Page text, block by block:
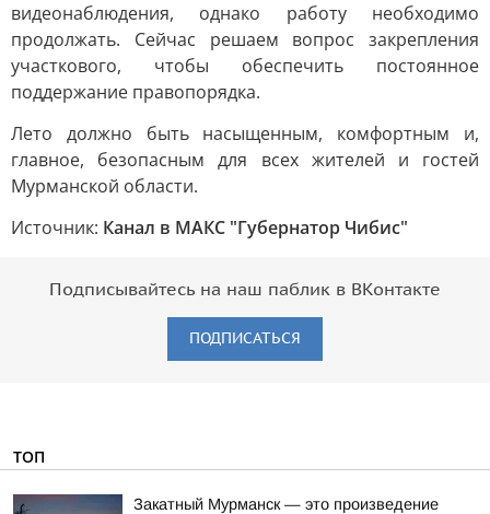
видеонаблюдения, однако работу необходимо
продолжать. Сейчас решаем вопрос закрепления
участкового, чтобы обеспечить постоянное
поддержание правопорядка.
Лето должно быть насыщенным, комфортным и,
главное, безопасным для всех жителей и гостей
Мурманской области.
Источник: Канал в МАКС "Губернатор Чибис"
Подписывайтесь на наш паблик в ВКонтакте
ПОДПИСАТЬСЯ
ТОП
Закатный Мурманск — это произведение